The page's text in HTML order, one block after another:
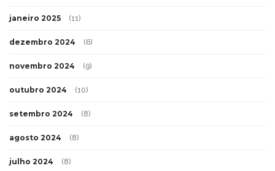
janeiro 2025 (11)
dezembro 2024 (6)
novembro 2024 (9)
outubro 2024 (10)
setembro 2024 (8)
agosto 2024 (8)
julho 2024 (8)